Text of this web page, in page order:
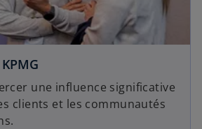
une influence significative
clients et les communautés